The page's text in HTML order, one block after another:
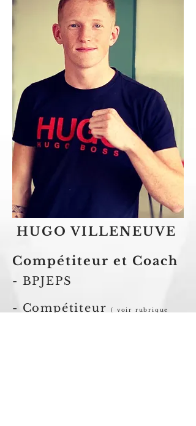
HUGO VILLENEUVE
Compétiteur et Coach
- BPJEPS
- Compétiteur( voir rubrique